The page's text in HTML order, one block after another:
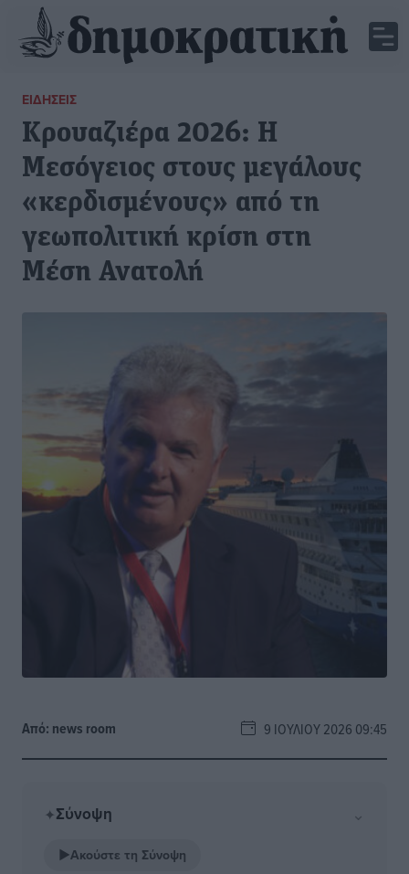
ΕΙΔΉΣΕΙΣ
Κρουαζιέρα 2026: Η
Μεσόγειος στους μεγάλους
«κερδισμένους» από τη
γεωπολιτική κρίση στη
Μέση Ανατολή
Από: news room 9 ΙΟΥΛΊΟΥ 2026 09:45
✦Σύνοψη ⌄
▶Ακούστε τη Σύνοψη